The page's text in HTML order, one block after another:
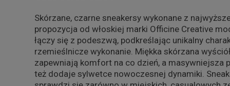
Skórzane, czarne sneakersy wykonane z
propozycja od włoskiej marki Officine Creative
łączy się z podeszwą, podkreślając unikalny
rzemieślnicze wykonanie. Miękka skórzana
zapewniają komfort na co dzień, a masywniejsza
też dodaje sylwetce nowoczesnej dynamiki.